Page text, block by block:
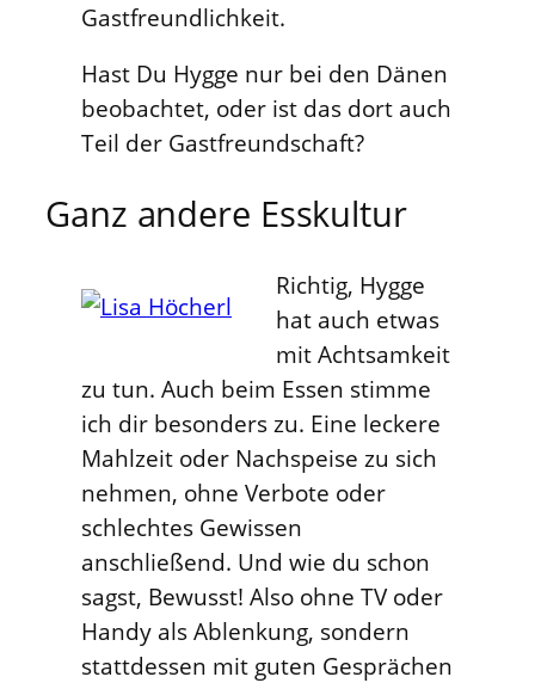
Gastfreundlichkeit.
Hast Du Hygge nur bei den Dänen
beobachtet, oder ist das dort auch
Teil der Gastfreundschaft?
Ganz andere Esskultur
Richtig, Hygge
hat auch etwas
mit Achtsamkeit
zu tun. Auch beim Essen stimme
ich dir besonders zu. Eine leckere
Mahlzeit oder Nachspeise zu sich
nehmen, ohne Verbote oder
schlechtes Gewissen
anschließend. Und wie du schon
sagst, Bewusst! Also ohne TV oder
Handy als Ablenkung, sondern
stattdessen mit guten Gesprächen